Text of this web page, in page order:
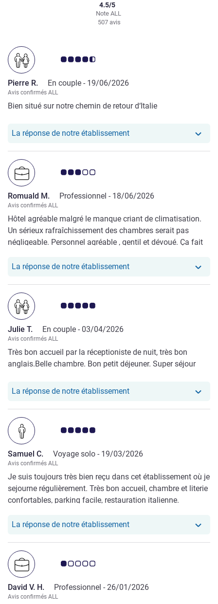
Note ALL
4.5/5
507 avis
Note Avis clients 4.5/5
Pierre R. En couple - 19/06/2026
Avis confirmés ALL
Bien situé sur notre chemin de retour d‘Italie
La réponse de notre établissementNotre hôtel a repondu au
Note Avis clients 3.0/5
Romuald M. Professionnel - 18/06/2026
Avis confirmés ALL
Hôtel agréable malgré le manque criant de climatisation.
Un sérieux rafraîchissement des chambres serait pas
négligeable. Personnel agréable , gentil et dévoué. Ça fait
cuisine ferme à 21h. Du coup couché le ventre vide malgré
La réponse de notre établissementNotre hôtel a repondu au
Note Avis clients 5.0/5
Julie T. En couple - 03/04/2026
Avis confirmés ALL
Très bon accueil par la réceptioniste de nuit, très bon
anglais.Belle chambre. Bon petit déjeuner. Super séjour
La réponse de notre établissementNotre hôtel a repondu au
Note Avis clients 5.0/5
Samuel C. Voyage solo - 19/03/2026
Avis confirmés ALL
Je suis toujours très bien reçu dans cet établissement où je
sejourne régulièrement. Très bon accueil, chambre et literie
confortables, parking facile, restauration italienne.
La réponse de notre établissementNotre hôtel a repondu au
Note Avis clients 1.0/5
David V. H. Professionnel - 26/01/2026
Avis confirmés ALL